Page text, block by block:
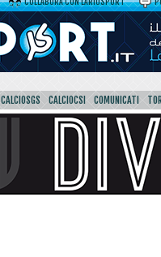
CALCIOSGS CALCIOCSI COMUNICATI